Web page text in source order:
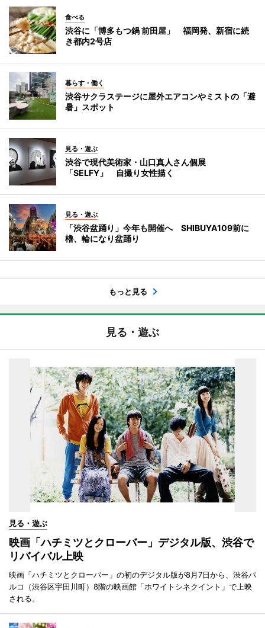
食べる
渋谷に「博多もつ鍋 前田屋」 福岡発、新宿に続
き都内2号店
暮らす・働く
渋谷サクラステージに屋外エアコンやミストの「避
暑」スポット
見る・遊ぶ
渋谷で現代美術家・山口真人さん個展
「SELFY」 自撮り女性描く
見る・遊ぶ
「渋谷盆踊り」今年も開催へ SHIBUYA109前に
櫓、輪になり盆踊り
もっと見る
見る・遊ぶ
見る・遊ぶ
映画「ハチミツとクローバー」デジタル版、渋谷で
リバイバル上映
映画「ハチミツとクローバー」の初のデジタル版が8月7日から、渋谷パ
ルコ（渋谷区宇田川町）8階の映画館「ホワイトシネクイント」で上映
される。